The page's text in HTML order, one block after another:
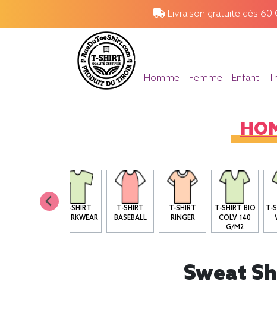
Livraison gratuite dès 60
Homme Femme Enfant
T SHIRT BIO
T-SHIRT
WORKWEAR
T-SHIRT
BASEBALL
T-SHIRT
RINGER
T-SHIRT BIO
COLV 140
G/M2
T-
Sweat